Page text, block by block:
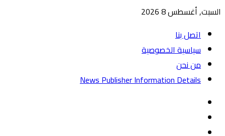
السبت, أغسطس 8 2026
اتصل بنا
سياسية الخصوصية
من نحن
News Publisher Information Details